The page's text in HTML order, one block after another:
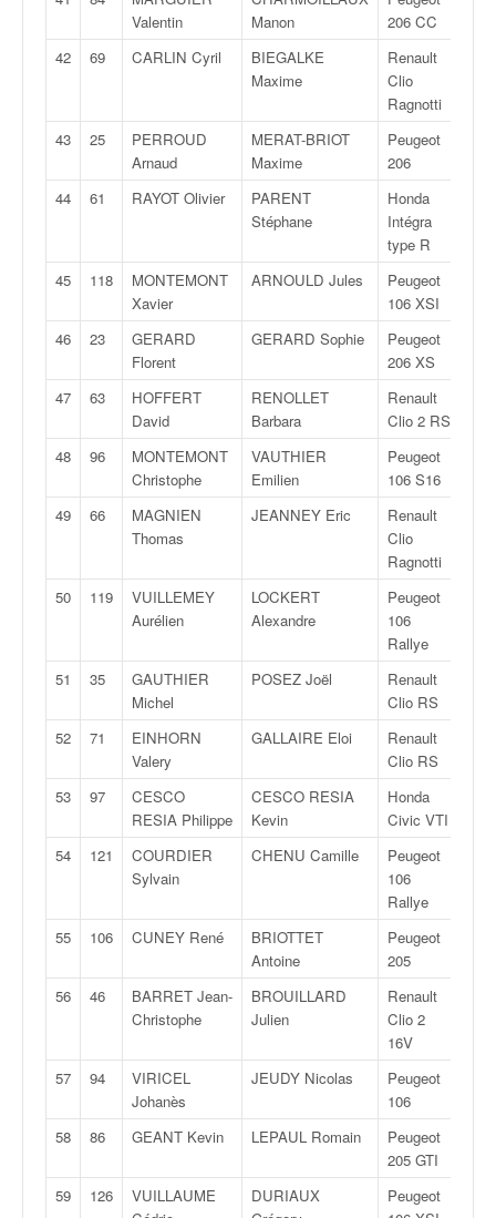
Valentin
Manon
206 CC
42 69 CARLIN Cyril
BIEGALKE
Maxime
Renault
Clio
Ragnotti
43 25
PERROUD
Arnaud
MERAT-BRIOT
Maxime
Peugeot
206
44 61 RAYOT Olivier
PARENT
Stéphane
Honda
Intégra
type R
45 118
MONTEMONT
Xavier
ARNOULD Jules
Peugeot
106 XSI
46 23
GERARD
Florent
GERARD Sophie
Peugeot
206 XS
47 63
HOFFERT
David
RENOLLET
Barbara
Renault
Clio 2 RS
48 96
MONTEMONT
Christophe
VAUTHIER
Emilien
Peugeot
106 S16
49 66
MAGNIEN
Thomas
JEANNEY Eric
Renault
Clio
Ragnotti
50 119
VUILLEMEY
Aurélien
LOCKERT
Alexandre
Peugeot
106
Rallye
51 35
GAUTHIER
Michel
POSEZ Joël
Renault
Clio RS
52 71
EINHORN
Valery
GALLAIRE Eloi
Renault
Clio RS
53 97
CESCO
RESIA Philippe
CESCO RESIA
Kevin
Honda
Civic VTI
54 121
COURDIER
Sylvain
CHENU Camille
Peugeot
106
Rallye
55 106 CUNEY René
BRIOTTET
Antoine
Peugeot
205
56 46
BARRET Jean-
Christophe
BROUILLARD
Julien
Renault
Clio 2
16V
57 94
VIRICEL
Johanès
JEUDY Nicolas
Peugeot
106
58 86 GEANT Kevin LEPAUL Romain
Peugeot
205 GTI
59 126
VUILLAUME
DURIAUX
Peugeot